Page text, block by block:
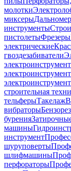
молотки
миксеры
инструменты
пистолетыФрезеры
электрические
гвоздезабиватели
строительная
тельферыТакелаж
вибраторы
бурения
машины
инструмент
шуруповерты
шлифмашины
перфораторы